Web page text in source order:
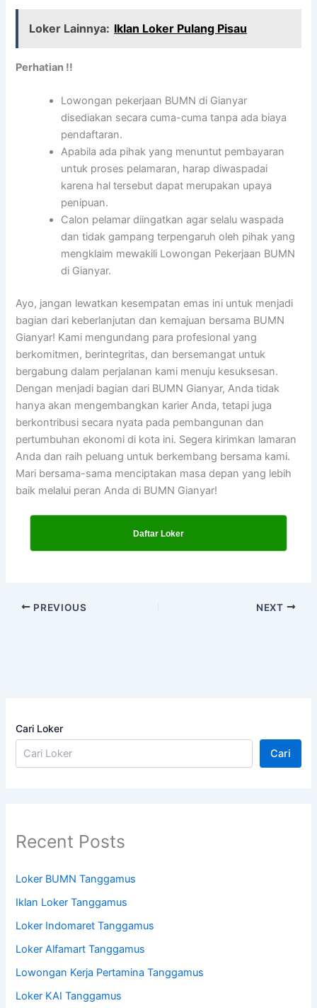
Loker Lainnya: Iklan Loker Pulang Pisau
Perhatian !!
Lowongan pekerjaan BUMN di Gianyar
disediakan secara cuma-cuma tanpa ada biaya
pendaftaran.
Apabila ada pihak yang menuntut pembayaran
untuk proses pelamaran, harap diwaspadai
karena hal tersebut dapat merupakan upaya
penipuan.
Calon pelamar diingatkan agar selalu waspada
dan tidak gampang terpengaruh oleh pihak yang
mengklaim mewakili Lowongan Pekerjaan BUMN
di Gianyar.
Ayo, jangan lewatkan kesempatan emas ini untuk menjadi
bagian dari keberlanjutan dan kemajuan bersama BUMN
Gianyar! Kami mengundang para profesional yang
berkomitmen, berintegritas, dan bersemangat untuk
bergabung dalam perjalanan kami menuju kesuksesan.
Dengan menjadi bagian dari BUMN Gianyar, Anda tidak
hanya akan mengembangkan karier Anda, tetapi juga
berkontribusi secara nyata pada pembangunan dan
pertumbuhan ekonomi di kota ini. Segera kirimkan lamaran
Anda dan raih peluang untuk berkembang bersama kami.
Mari bersama-sama menciptakan masa depan yang lebih
baik melalui peran Anda di BUMN Gianyar!
Daftar Loker
PREVIOUS NEXT
Cari Loker
Cari
Recent Posts
Loker BUMN Tanggamus
Iklan Loker Tanggamus
Loker Indomaret Tanggamus
Loker Alfamart Tanggamus
Lowongan Kerja Pertamina Tanggamus
Loker KAI Tanggamus